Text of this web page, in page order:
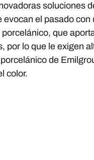
soluciones
el pasado con
que
por lo que le exigen
de
color.